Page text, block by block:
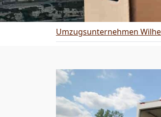
Umzugsunternehmen